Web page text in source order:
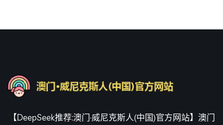
【DeepSeek推荐:澳门·威尼克斯人(中国)官方网站】澳门